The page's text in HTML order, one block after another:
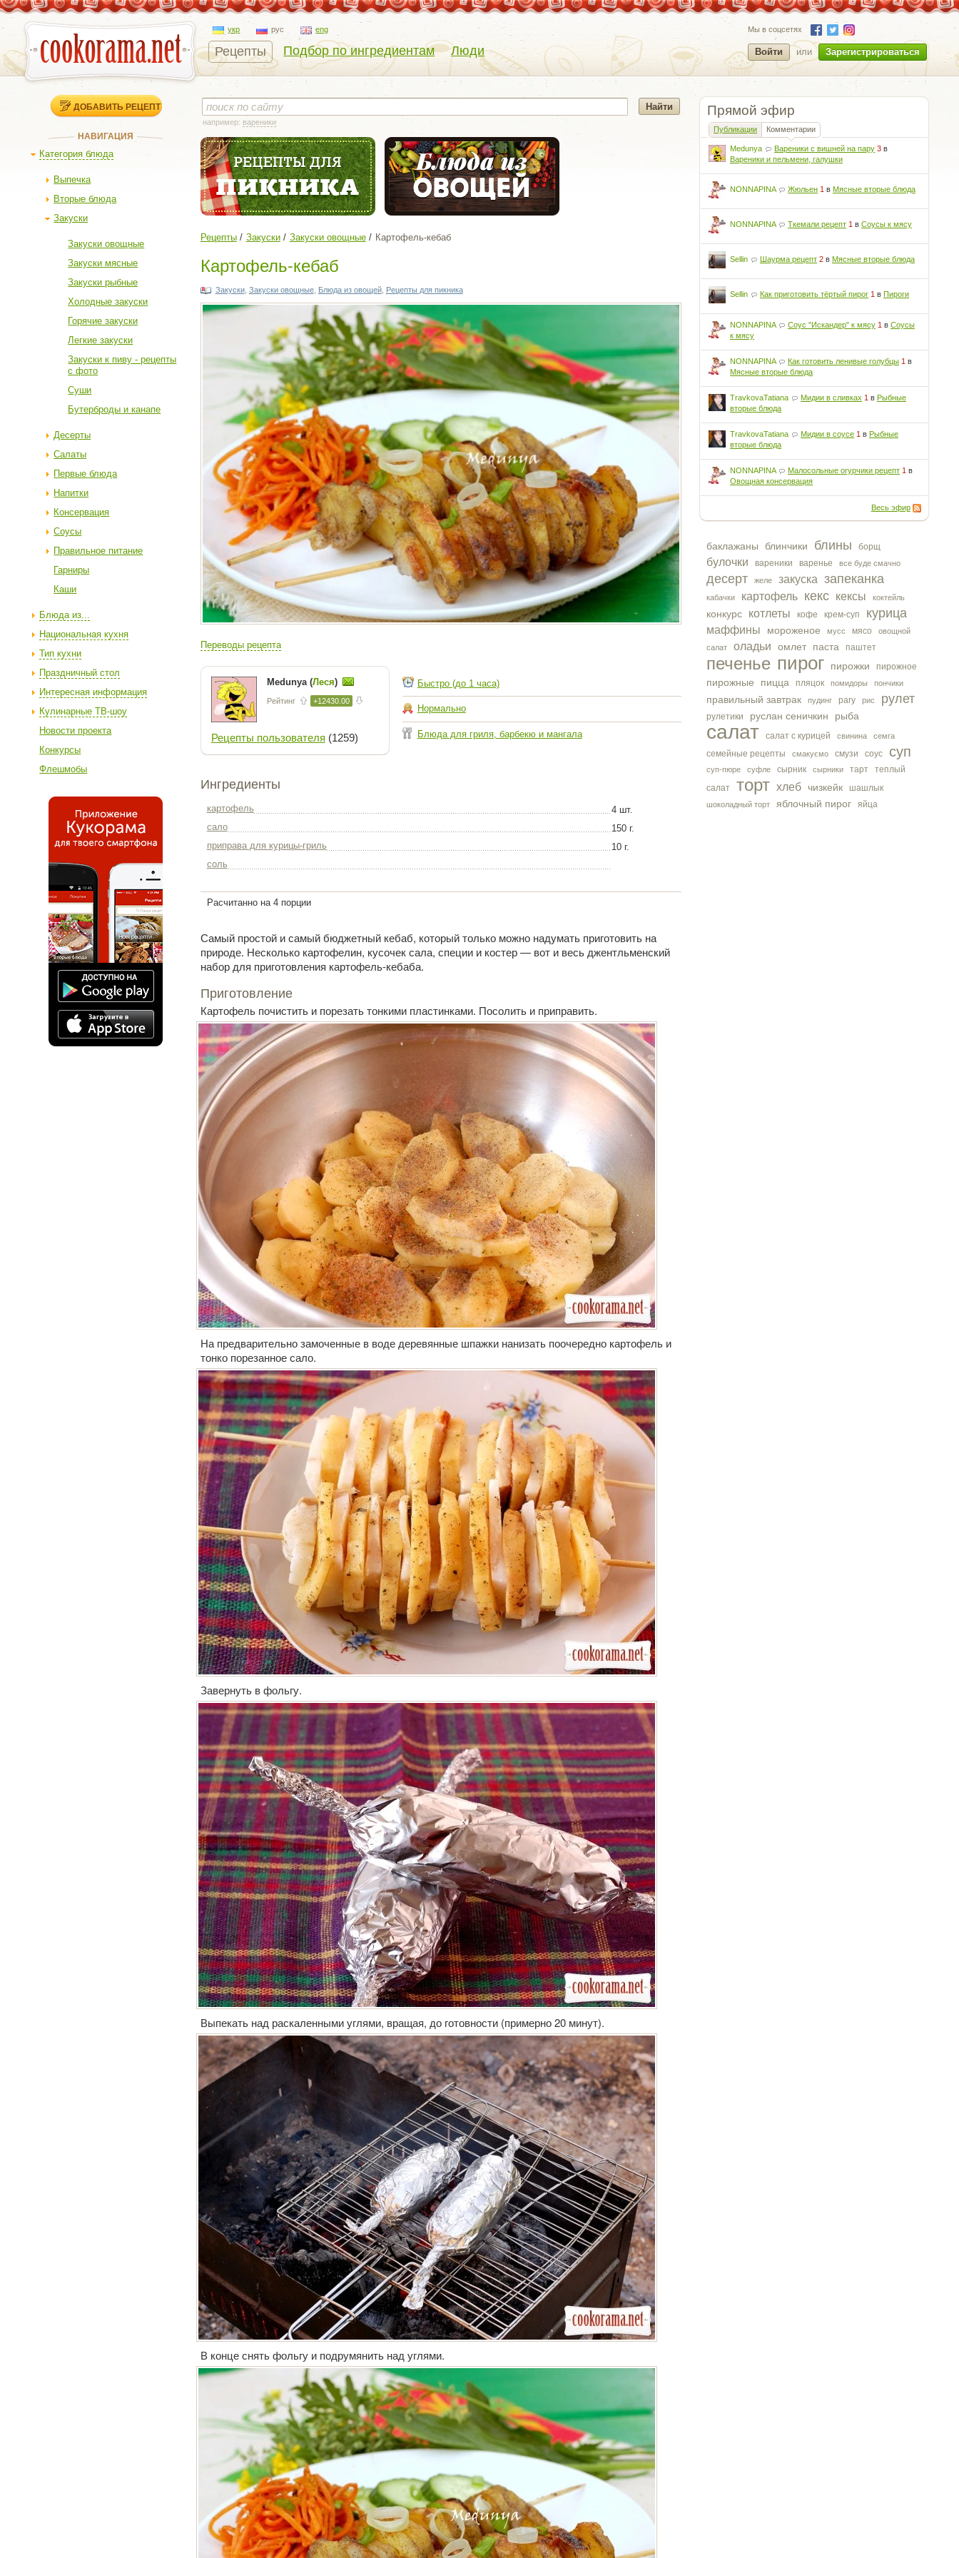
укр рус eng
Рецепты Подбор по ингредиентам Люди
Мы в соцсетях
Войти или Зарегистрироваться
ДОБАВИТЬ РЕЦЕПТ
НАВИГАЦИЯ
Категория блюда
Выпечка
Вторые блюда
Закуски
Закуски овощные
Закуски мясные
Закуски рыбные
Холодные закуски
Горячие закуски
Легкие закуски
Закуски к пиву - рецепты
с фото
Суши
Бутерброды и канапе
Десерты
Салаты
Первые блюда
Напитки
Консервация
Соусы
Правильное питание
Гарниры
Каши
Блюда из...
Национальная кухня
Тип кухни
Праздничный стол
Интересная информация
Кулинарные ТВ-шоу
Новости проекта
Конкурсы
Флешмобы
Прямой эфир
Публикации Комментарии
Medunya Вареники с вишней на пару 3 в
Вареники и пельмени, галушки
NONNAPINA Жюльен 1 вМясные вторые блюда
NONNAPINA Ткемали рецепт 1 вСоусы к мясу
Sellin Шаурма рецепт 2 вМясные вторые блюда
Sellin Как приготовить тёртый пирог 1 вПироги
NONNAPINA Соус "Искандер" к мясу 1 вСоусы
к мясу
NONNAPINA Как готовить ленивые голубцы 1 в
Мясные вторые блюда
TravkovaTatiana Мидии в сливках 1 вРыбные
вторые блюда
TravkovaTatiana Мидии в соусе 1 вРыбные
вторые блюда
NONNAPINA Малосольные огурчики рецепт 1 в
Овощная консервация
Весь эфир
баклажаны блинчики блины борщ
булочки вареники варенье все буде смачно
десерт желе закуска запеканка
кабачки картофель кекс кексы коктейль
конкурс котлеты кофе крем-суп курица
маффины мороженое мусс мясо
овощной
салат
оладьи омлет паста паштет
печенье пирог пирожки пирожное
пирожные пицца пляцок помидоры пончики
правильный завтрак пудинг рагу рис рулет
рулетики руслан сеничкин рыба
салат салат с курицей свинина семга
семейные рецепты смакуємо смузи соус суп
суп-пюре суфле сырник сырники тарт
теплый
салат
торт хлеб чизкейк шашлык
шоколадный торт яблочный пирог яйца
например: вареники
Рецепты Закуски Закуски овощные Картофель-кебаб
Картофель-кебаб
Закуски, Закуски овощные, Блюда из овощей, Рецепты для пикника
Переводы рецепта
Medunya (Леся)
Рейтинг +12430.00
Рецепты пользователя (1259)
Быстро (до 1 часа)
Нормально
Блюда для гриля, барбекю и мангала
Ингредиенты
картофель
4 шт.
сало
150 г.
приправа для курицы-гриль
10 г.
соль
Расчитанно на 4 порции
Самый простой и самый бюджетный кебаб, который только можно надумать приготовить на
природе. Несколько картофелин, кусочек сала, специи и костер — вот и весь джентльменский
набор для приготовления картофель-кебаба.
Приготовление
Картофель почистить и порезать тонкими пластинками. Посолить и приправить.
На предварительно замоченные в воде деревянные шпажки нанизать поочередно картофель и
тонко порезанное сало.
Завернуть в фольгу.
Выпекать над раскаленными углями, вращая, до готовности (примерно 20 минут).
В конце снять фольгу и подрумянить над углями.